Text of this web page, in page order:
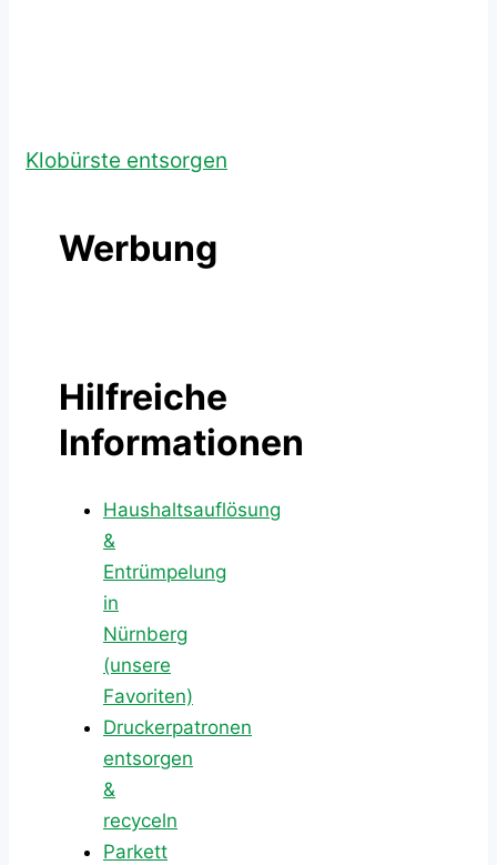
Klobürste entsorgen
Werbung
Hilfreiche
Informationen
Haushaltsauflösung
&
Entrümpelung
in
Nürnberg
(unsere
Favoriten)
Druckerpatronen
entsorgen
&
recyceln
Parkett